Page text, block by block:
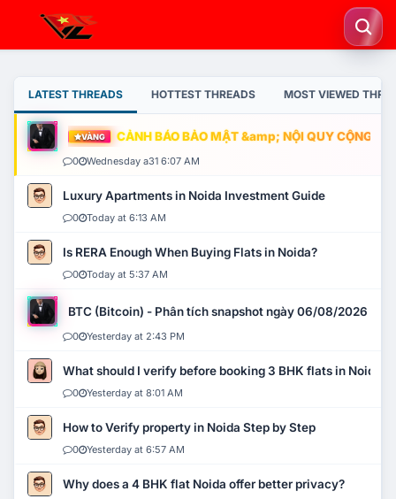
LATEST THREADS HOTTEST THREADS MOST VIEWED
VÀNG CẢNH BÁO BẢO MẬT &amp; NỘI QUY CỘNG
0 Wednesday a31 6:07 AM
Luxury Apartments in Noida Investment Guide
0 Today at 6:13 AM
Is RERA Enough When Buying Flats in Noida?
0 Today at 5:37 AM
BTC (Bitcoin) - Phân tích snapshot ngày 06/08/2026
0 Yesterday at 2:43 PM
What should I verify before booking 3 BHK flats in Noida?
0 Yesterday at 8:01 AM
How to Verify property in Noida Step by Step
0 Yesterday at 6:57 AM
Why does a 4 BHK flat Noida offer better privacy?